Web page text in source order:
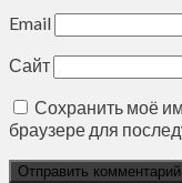
Email
Сайт
Сохранить моё
браузере для